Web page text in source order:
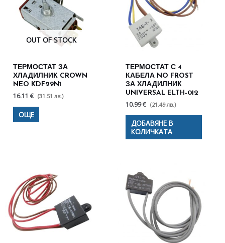
OUT OF STOCK
ТЕРМОСТАТ ЗА
ХЛАДИЛНИК CROWN
NEO KDF29N1
16.11 € (31.51 лв.)
ОЩЕ
ТЕРМОСТАТ С 4
КАБЕЛА NO FROST
ЗА ХЛАДИЛНИК
UNIVERSAL ELTH-012
10.99 € (21.49 лв.)
ДОБАВЯНЕ В
КОЛИЧКАТА